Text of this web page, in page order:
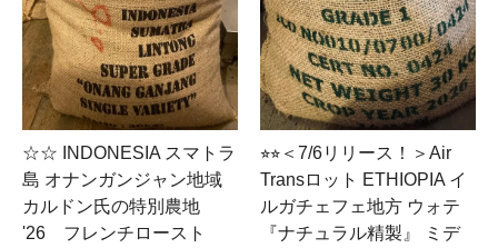
☆☆ INDONESIA スマトラ
島 オナンガンジャン地域
カルドン氏の特別農地
'26 フレンチロースト
⭐︎⭐︎＜7/6リリース！＞Air
Transロット ETHIOPIA イ
ルガチェフェ地方 ウォテ
『ナチュラル精製』 ミデ